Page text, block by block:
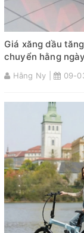
Giá xăng dầu
chuyển hằng
Hằng Ny | 09-